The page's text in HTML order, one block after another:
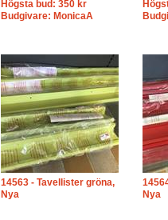
Högsta bud: 350 kr
Budgivare: MonicaA
14563 - Tavellister gröna,
Nya
Nya